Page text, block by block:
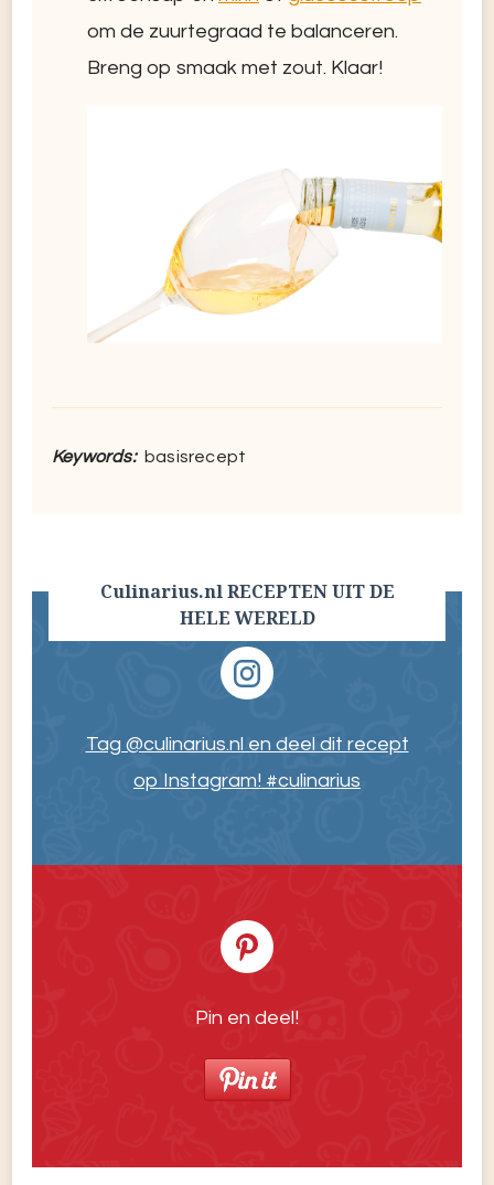
om de zuurtegraad te balanceren.
Breng op smaak met zout. Klaar!
Keywords: basisrecept
Culinarius.nl RECEPTEN UIT DE
HELE WERELD
Tag @culinarius.nl en deel dit recept
op Instagram! #culinarius
Pin en deel!